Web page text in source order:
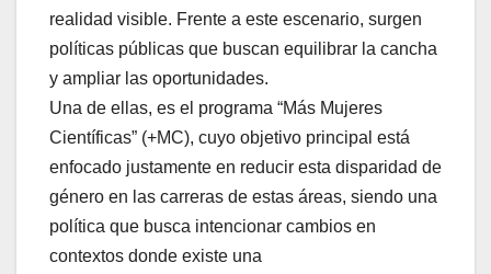
realidad visible. Frente a este escenario, surgen
políticas públicas que buscan equilibrar la cancha
y ampliar las oportunidades.
Una de ellas, es el programa “Más Mujeres
Científicas” (+MC), cuyo objetivo principal está
enfocado justamente en reducir esta disparidad de
género en las carreras de estas áreas, siendo una
política que busca intencionar cambios en
contextos donde existe una